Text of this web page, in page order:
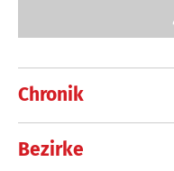
Chronik
Bezirke